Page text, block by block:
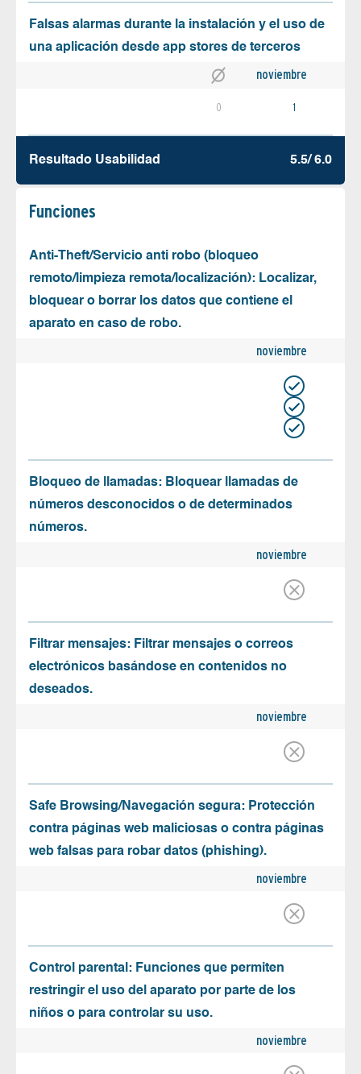
Falsas alarmas durante la instalación y el uso de
una aplicación desde app stores de terceros
noviembre
0 1
Resultado Usabilidad 5.5/ 6.0
Funciones
Anti-Theft/Servicio anti robo (bloqueo
remoto/limpieza remota/localización): Localizar,
bloquear o borrar los datos que contiene el
aparato en caso de robo.
noviembre
Bloqueo de llamadas: Bloquear llamadas de
números desconocidos o de determinados
números.
noviembre
Filtrar mensajes: Filtrar mensajes o correos
electrónicos basándose en contenidos no
deseados.
noviembre
Safe Browsing/Navegación segura: Protección
contra páginas web maliciosas o contra páginas
web falsas para robar datos (phishing).
noviembre
Control parental: Funciones que permiten
restringir el uso del aparato por parte de los
niños o para controlar su uso.
noviembre